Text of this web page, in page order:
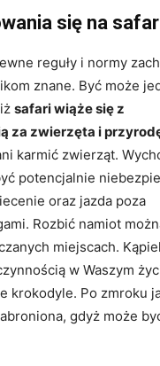
się na
reguły i normy
znane. Być może
safari wiąże się z
za zwierzęta i
karmić zwierząt.
potencjalnie
oraz jazda poza
Rozbić namiot
miejscach.
w Waszym
krokodyle. Po zmroku
gdyż może